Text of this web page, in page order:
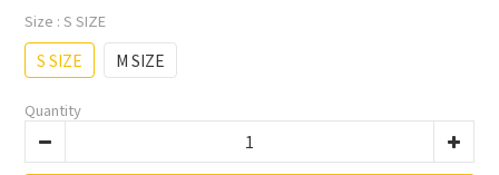
Size : S SIZE
S SIZE M SIZE
Quantity